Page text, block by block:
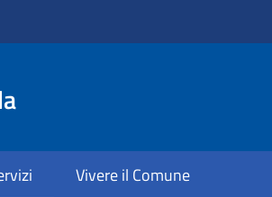
Vivere il Comune